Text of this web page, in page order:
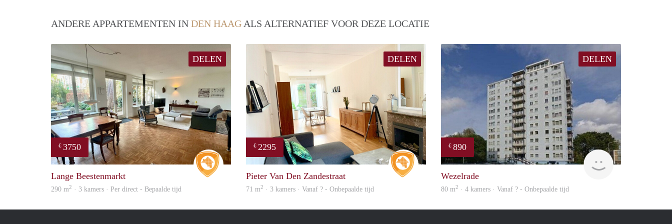
ANDERE APPARTEMENTEN IN DEN HAAG ALS ALTERNATIEF VOOR DEZE LOCATIE
DELEN
€ 3750
Real Estate
Lange Beestenmarkt
290 m2 · 3 kamers · Per direct - Bepaalde tijd
DELEN
€ 2295
Real Estate
Pieter Van Den Zandestraat
71 m2 · 3 kamers · Vanaf ? - Onbepaalde tijd
DELEN
€ 890
finder
Wezelrade
80 m2 · 4 kamers · Vanaf ? - Onbepaalde tijd